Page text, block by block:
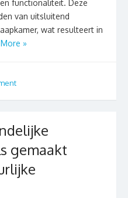
functionaliteit. Deze
van uitsluitend
wat resulteert in
»
gemaakt